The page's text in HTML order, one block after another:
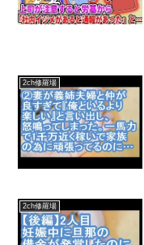
2ch修羅場
2ch修羅場